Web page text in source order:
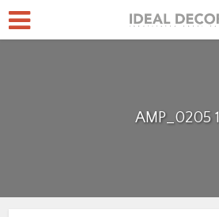
AMP_0205 1